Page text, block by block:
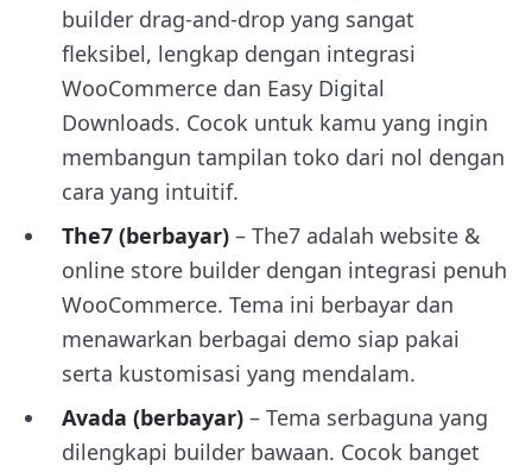
builder drag-and-drop yang sangat
fleksibel, lengkap dengan integrasi
WooCommerce dan Easy Digital
Downloads. Cocok untuk kamu yang ingin
membangun tampilan toko dari nol dengan
cara yang intuitif.
The7 (berbayar) – The7 adalah website &
online store builder dengan integrasi penuh
WooCommerce. Tema ini berbayar dan
menawarkan berbagai demo siap pakai
serta kustomisasi yang mendalam.
Avada (berbayar) – Tema serbaguna yang
dilengkapi builder bawaan. Cocok banget